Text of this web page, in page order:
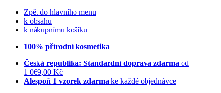
Zpět do hlavního menu
k obsahu
k nákupnímu košíku
100% přírodní kosmetika
Česká republika: Standardní doprava zdarma od
1 069,00 Kč
Alespoň 1 vzorek zdarma ke každé objednávce